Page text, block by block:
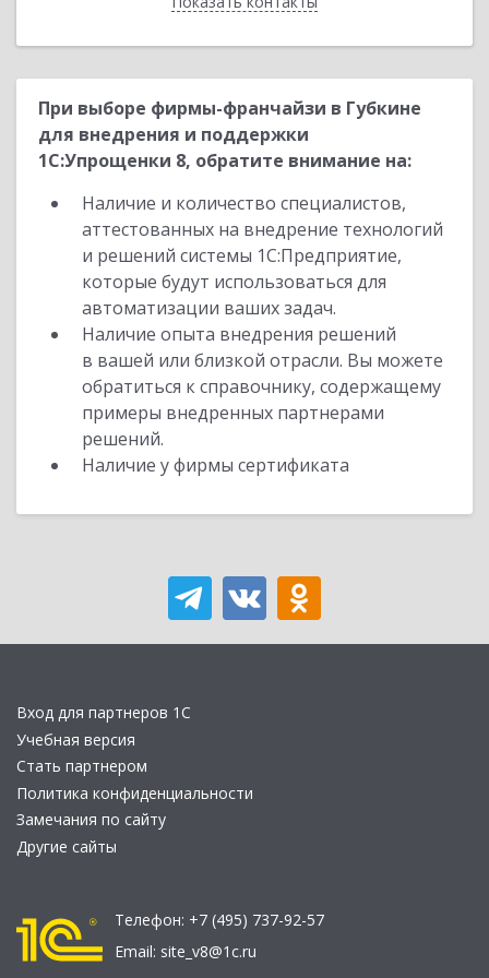
При выборе фирмы-франчайзи в Губкине
для внедрения и поддержки
1С:Упрощенки 8, обратите внимание на:
Наличие и количество специалистов,
аттестованных на внедрение технологий
и решений системы 1С:Предприятие,
которые будут использоваться для
автоматизации ваших задач.
Наличие опыта внедрения решений
в вашей или близкой отрасли. Вы можете
обратиться к справочнику, содержащему
примеры внедренных партнерами
решений.
Наличие у фирмы сертификата
Вход для партнеров 1С
Учебная версия
Стать партнером
Политика конфиденциальности
Замечания по сайту
Другие сайты
Телефон: +7 (495) 737-92-57
Email: site_v8@1c.ru